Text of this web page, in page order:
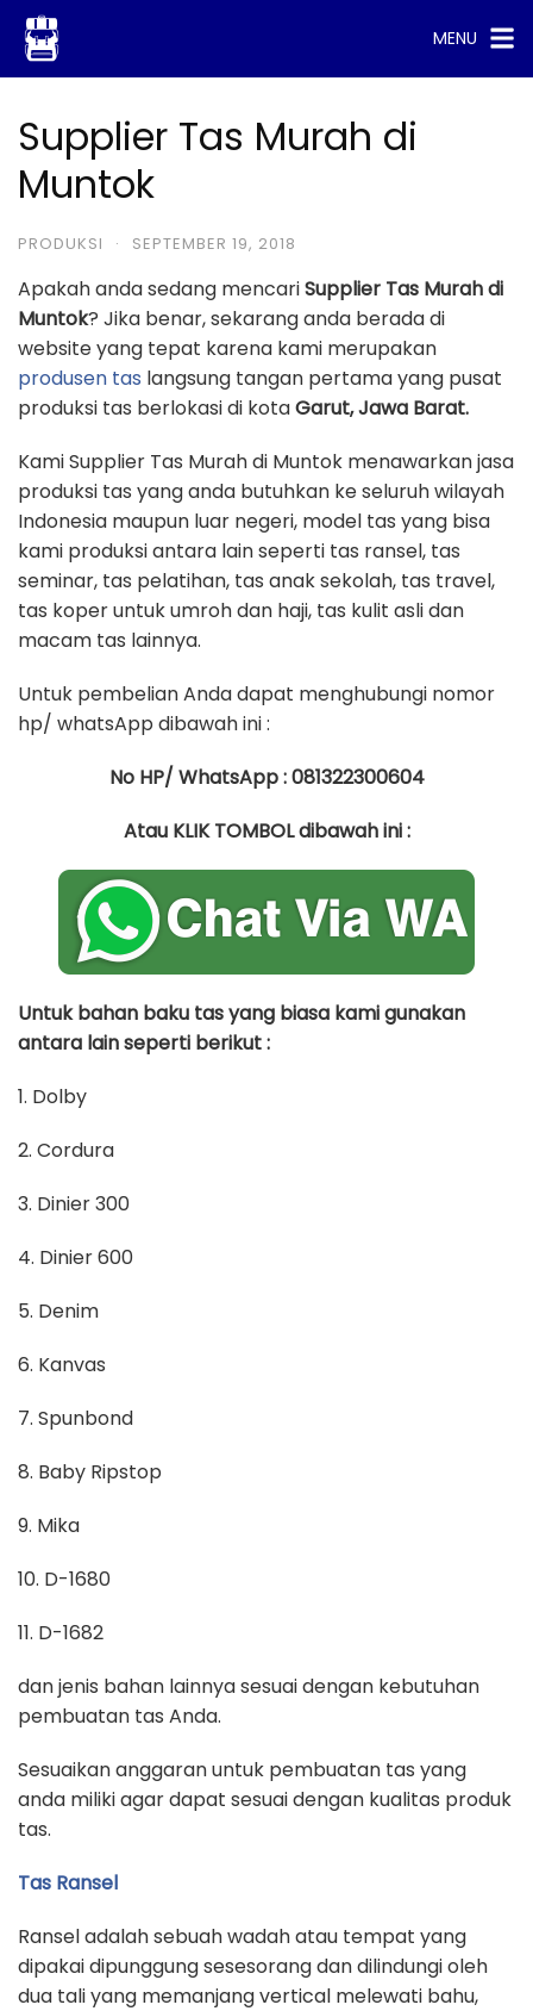
Skip
content
MENU
Supplier Tas Murah di
Muntok
PRODUKSI · SEPTEMBER 19, 2018
Apakah anda sedang mencariSupplier Tas Murah di
Muntok? Jika benar, sekarang anda berada di
website yang tepat karena kami merupakan
produsen tas langsung tangan pertama yang pusat
produksi tas berlokasi di kotaGarut, Jawa Barat.
Kami Supplier Tas Murah di Muntok menawarkan jasa
produksi tas yang anda butuhkan ke seluruh wilayah
Indonesia maupun luar negeri, model tas yang bisa
kami produksi antara lain seperti tas ransel, tas
seminar, tas pelatihan, tas anak sekolah, tas travel,
tas koper untuk umroh dan haji, tas kulit asli dan
macam tas lainnya.
Untuk pembelian Anda dapat menghubungi nomor
hp/ whatsApp dibawah ini :
No HP/ WhatsApp : 081322300604
Atau KLIK TOMBOL dibawah ini :
Untuk bahan baku tas yang biasa kami gunakan
antara lain seperti berikut :
1. Dolby
2. Cordura
3. Dinier 300
4. Dinier 600
5. Denim
6. Kanvas
7. Spunbond
8. Baby Ripstop
9. Mika
10. D-1680
11. D-1682
dan jenis bahan lainnya sesuai dengan kebutuhan
pembuatan tas Anda.
Sesuaikan anggaran untuk pembuatan tas yang
anda miliki agar dapat sesuai dengan kualitas produk
tas.
Tas Ransel
Ransel adalah sebuah wadah atau tempat yang
dipakai dipunggung sesesorang dan dilindungi oleh
dua tali yang memanjang vertical melewati bahu,